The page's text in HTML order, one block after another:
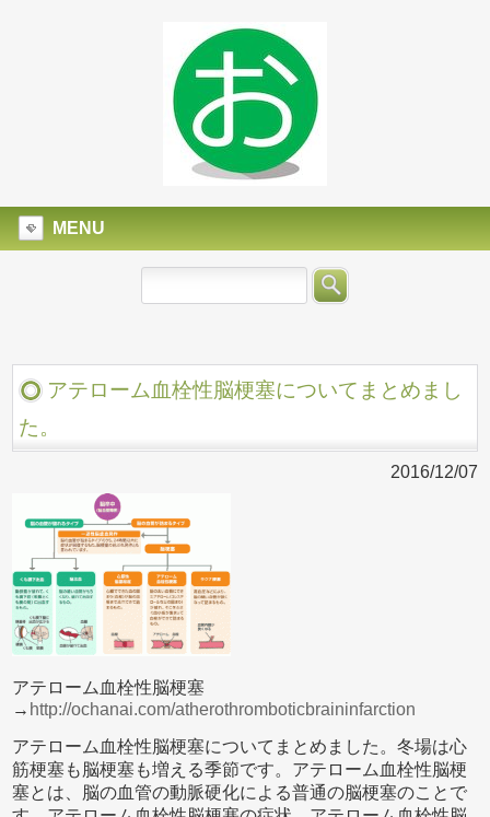
MENU
アテローム血栓性脳梗塞についてまとめまし
た。
2016/12/07
アテローム血栓性脳梗塞
→ http://ochanai.com/atherothromboticbraininfarction
アテローム血栓性脳梗塞についてまとめました。冬場は心
筋梗塞も脳梗塞も増える季節です。アテローム血栓性脳梗
塞とは、脳の血管の動脈硬化による普通の脳梗塞のことで